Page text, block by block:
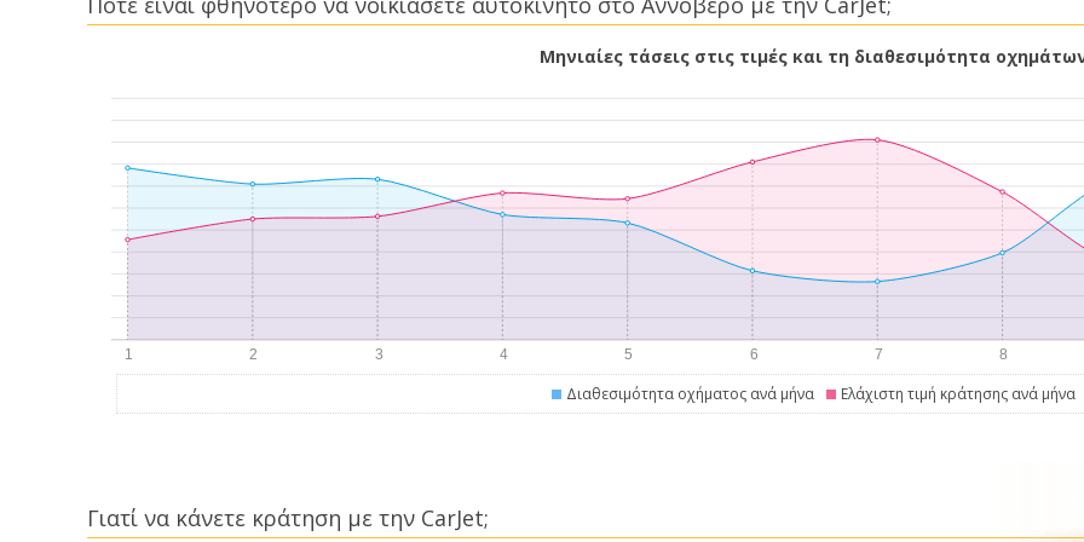
Μηνιαίες τάσεις στις τιμές και τη διαθεσιμότητα
Διαθεσιμότητα οχήματος ανά μήνα Ελάχιστη τιμή κράτησης ανά μήνα
Γιατί να κάνετε κράτηση με την CarJet;